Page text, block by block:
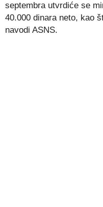
septembra utvrdiće se
40.000 dinara neto, kao
navodi ASNS.